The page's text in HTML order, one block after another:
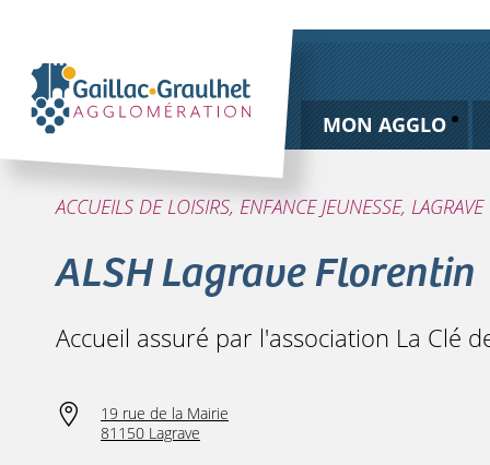
MON AGGLO
ACCUEILS DE LOISIRS, ENFANCE JEUNESSE, LAGRAVE
ALSH Lagrave Florentin
Accueil assuré par l'association La Clé
19 rue de la Mairie
81150 Lagrave